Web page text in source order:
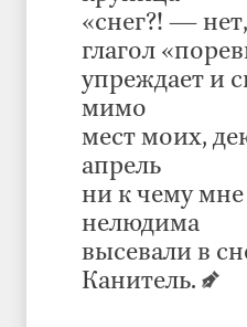
«снег?! —
глагол
упреждает и
мимо
мест моих,
апрель
ни к чему
нелюдима
высевали в
Канитель.